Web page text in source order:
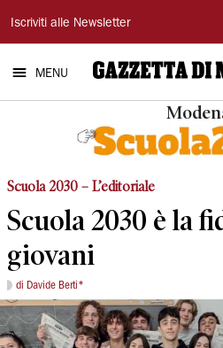
Gazzetta
di
Modena
Iscriviti alle Newsletter
MENU
Scuola 2030 – L’editoriale
Scuola 2030 è la
giovani
di Davide Berti*